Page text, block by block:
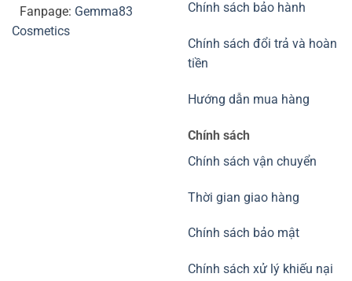
Fanpage: Gemma83
Cosmetics
Chính sách bảo hành
Chính sách đổi trả và hoàn
tiền
Hướng dẫn mua hàng
Chính sách
Chính sách vận chuyển
Thời gian giao hàng
Chính sách bảo mật
Chính sách xử lý khiếu nại